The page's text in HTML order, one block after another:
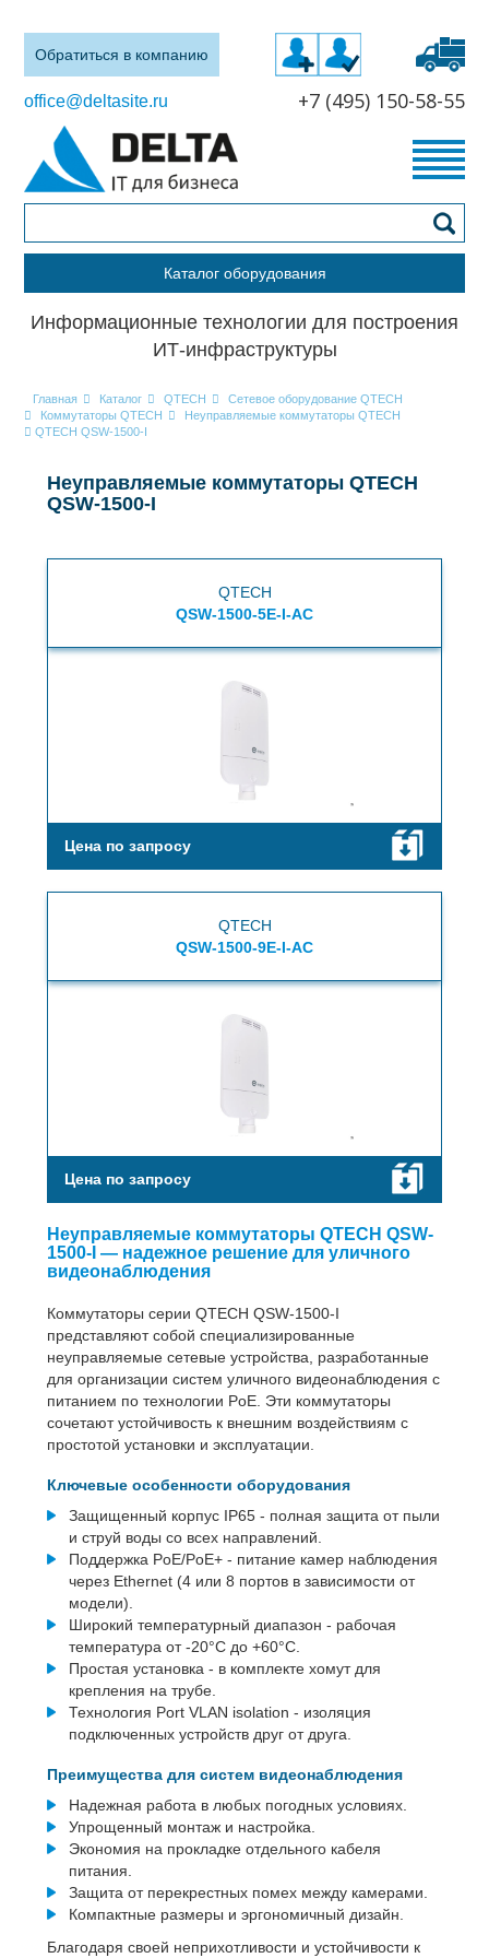
Обратиться в компанию
office@deltasite.ru +7 (495) 150-58-55
Каталог оборудования
Информационные технологии для построения
ИТ-инфраструктуры
Главная Каталог QTECH
Сетевое оборудование QTECH
Коммутаторы QTECH
Неуправляемые коммутаторы QTECH
QTECH QSW-1500-I
Неуправляемые коммутаторы QTECH
QSW-1500-I
QTECH
QSW-1500-5E-I-AC
Цена по запросу
QTECH
QSW-1500-9E-I-AC
Цена по запросу
Неуправляемые коммутаторы QTECH QSW-
1500-I — надежное решение для уличного
видеонаблюдения
Коммутаторы серии QTECH QSW-1500-I
представляют собой специализированные
неуправляемые сетевые устройства, разработанные
для организации систем уличного видеонаблюдения с
питанием по технологии PoE. Эти коммутаторы
сочетают устойчивость к внешним воздействиям с
простотой установки и эксплуатации.
Ключевые особенности оборудования
Защищенный корпус IP65 - полная защита от пыли
и струй воды со всех направлений.
Поддержка PoE/PoE+ - питание камер наблюдения
через Ethernet (4 или 8 портов в зависимости от
модели).
Широкий температурный диапазон - рабочая
температура от -20°C до +60°C.
Простая установка - в комплекте хомут для
крепления на трубе.
Технология Port VLAN isolation - изоляция
подключенных устройств друг от друга.
Преимущества для систем видеонаблюдения
Надежная работа в любых погодных условиях.
Упрощенный монтаж и настройка.
Экономия на прокладке отдельного кабеля
питания.
Защита от перекрестных помех между камерами.
Компактные размеры и эргономичный дизайн.
Благодаря своей неприхотливости и устойчивости к